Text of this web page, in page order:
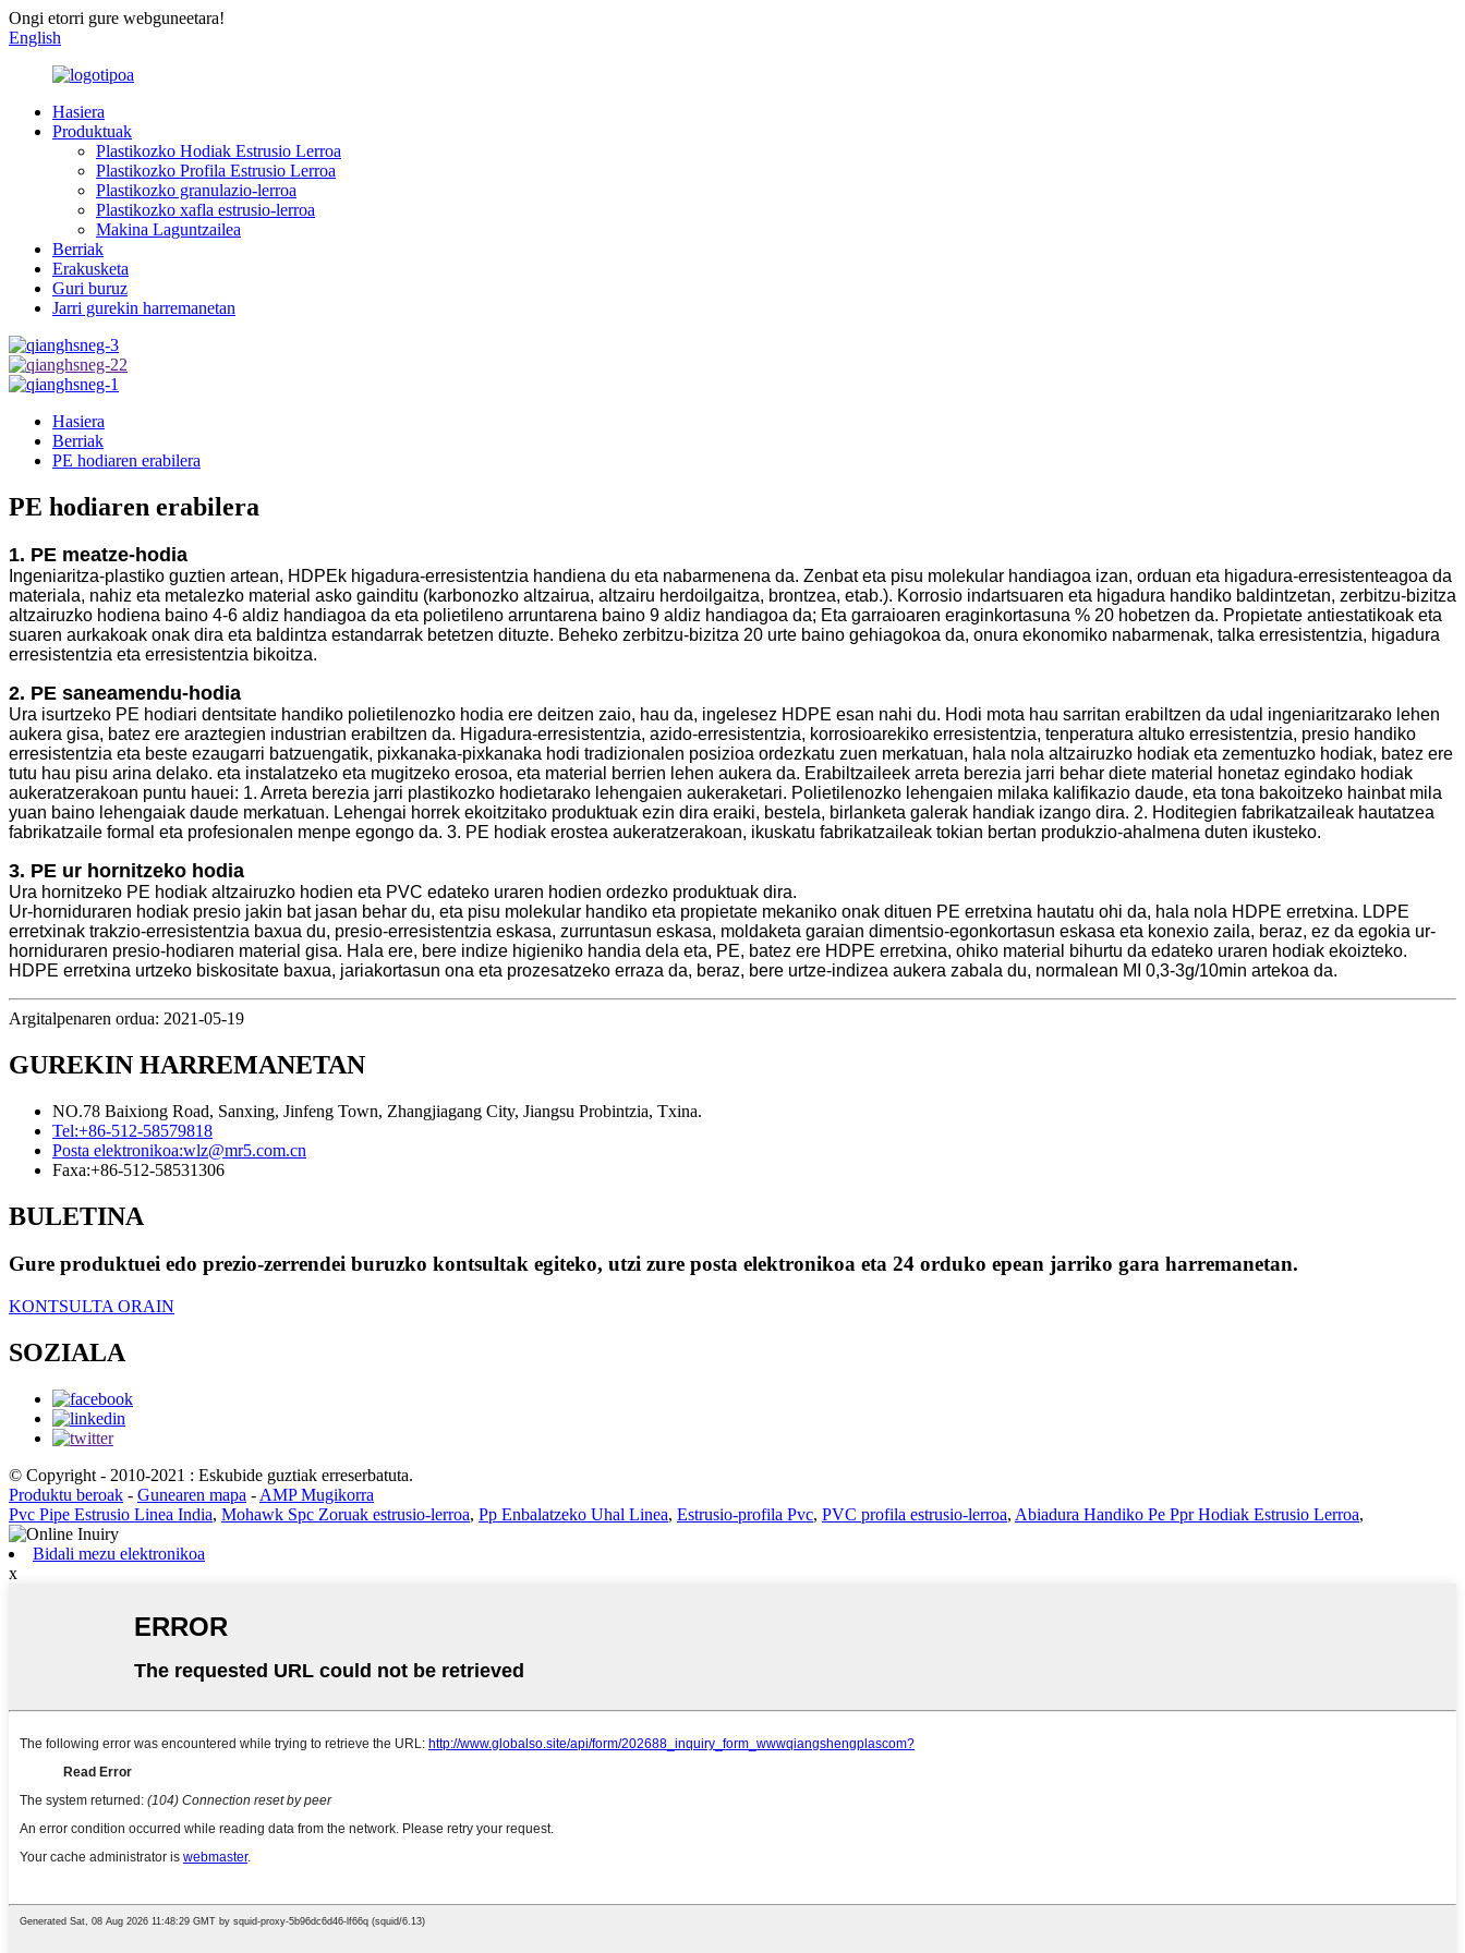
Ongi etorri gure webguneetara!
English
Hasiera
Produktuak
Plastikozko Hodiak Estrusio Lerroa
Plastikozko Profila Estrusio Lerroa
Plastikozko granulazio-lerroa
Plastikozko xafla estrusio-lerroa
Makina Laguntzailea
Berriak
Erakusketa
Guri buruz
Jarri gurekin harremanetan
Hasiera
Berriak
PE hodiaren erabilera
PE hodiaren erabilera
1. PE meatze-hodia
Ingeniaritza-plastiko guztien artean, HDPEk higadura-erresistentzia handiena du eta nabarmenena da. Zenbat eta pisu molekular handiagoa izan, orduan eta higadura-erresistenteagoa da
materiala, nahiz eta metalezko material asko gainditu (karbonozko altzairua, altzairu herdoilgaitza, brontzea, etab.). Korrosio indartsuaren eta higadura handiko baldintzetan, zerbitzu-bizitza
altzairuzko hodiena baino 4-6 aldiz handiagoa da eta polietileno arruntarena baino 9 aldiz handiagoa da; Eta garraioaren eraginkortasuna % 20 hobetzen da. Propietate antiestatikoak eta
suaren aurkakoak onak dira eta baldintza estandarrak betetzen dituzte. Beheko zerbitzu-bizitza 20 urte baino gehiagokoa da, onura ekonomiko nabarmenak, talka erresistentzia, higadura
erresistentzia eta erresistentzia bikoitza.
2. PE saneamendu-hodia
Ura isurtzeko PE hodiari dentsitate handiko polietilenozko hodia ere deitzen zaio, hau da, ingelesez HDPE esan nahi du. Hodi mota hau sarritan erabiltzen da udal ingeniaritzarako lehen
aukera gisa, batez ere araztegien industrian erabiltzen da. Higadura-erresistentzia, azido-erresistentzia, korrosioarekiko erresistentzia, tenperatura altuko erresistentzia, presio handiko
erresistentzia eta beste ezaugarri batzuengatik, pixkanaka-pixkanaka hodi tradizionalen posizioa ordezkatu zuen merkatuan, hala nola altzairuzko hodiak eta zementuzko hodiak, batez ere
tutu hau pisu arina delako. eta instalatzeko eta mugitzeko erosoa, eta material berrien lehen aukera da. Erabiltzaileek arreta berezia jarri behar diete material honetaz egindako hodiak
aukeratzerakoan puntu hauei: 1. Arreta berezia jarri plastikozko hodietarako lehengaien aukeraketari. Polietilenozko lehengaien milaka kalifikazio daude, eta tona bakoitzeko hainbat mila
yuan baino lehengaiak daude merkatuan. Lehengai horrek ekoitzitako produktuak ezin dira eraiki, bestela, birlanketa galerak handiak izango dira. 2. Hoditegien fabrikatzaileak hautatzea
fabrikatzaile formal eta profesionalen menpe egongo da. 3. PE hodiak erostea aukeratzerakoan, ikuskatu fabrikatzaileak tokian bertan produkzio-ahalmena duten ikusteko.
3. PE ur hornitzeko hodia
Ura hornitzeko PE hodiak altzairuzko hodien eta PVC edateko uraren hodien ordezko produktuak dira.
Ur-horniduraren hodiak presio jakin bat jasan behar du, eta pisu molekular handiko eta propietate mekaniko onak dituen PE erretxina hautatu ohi da, hala nola HDPE erretxina. LDPE
erretxinak trakzio-erresistentzia baxua du, presio-erresistentzia eskasa, zurruntasun eskasa, moldaketa garaian dimentsio-egonkortasun eskasa eta konexio zaila, beraz, ez da egokia ur-
horniduraren presio-hodiaren material gisa. Hala ere, bere indize higieniko handia dela eta, PE, batez ere HDPE erretxina, ohiko material bihurtu da edateko uraren hodiak ekoizteko.
HDPE erretxina urtzeko biskositate baxua, jariakortasun ona eta prozesatzeko erraza da, beraz, bere urtze-indizea aukera zabala du, normalean MI 0,3-3g/10min artekoa da.
Argitalpenaren ordua: 2021-05-19
GUREKIN HARREMANETAN
NO.78 Baixiong Road, Sanxing, Jinfeng Town, Zhangjiagang City, Jiangsu Probintzia, Txina.
Tel:+86-512-58579818
Posta elektronikoa:wlz@mr5.com.cn
Faxa:+86-512-58531306
BULETINA
Gure produktuei edo prezio-zerrendei buruzko kontsultak egiteko, utzi zure posta elektronikoa eta 24 orduko epean jarriko gara harremanetan.
KONTSULTA ORAIN
SOZIALA
© Copyright - 2010-2021 : Eskubide guztiak erreserbatuta.
Produktu beroak - Gunearen mapa - AMP Mugikorra
Pvc Pipe Estrusio Linea India, Mohawk Spc Zoruak estrusio-lerroa, Pp Enbalatzeko Uhal Linea, Estrusio-profila Pvc, PVC profila estrusio-lerroa, Abiadura Handiko Pe Ppr Hodiak Estrusio Lerroa,
Bidali mezu elektronikoa
x